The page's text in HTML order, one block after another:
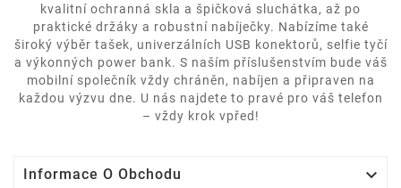
kvalitní ochranná skla a špičková sluchátka, až po
praktické držáky a robustní nabíječky. Nabízíme také
široký výběr tašek, univerzálních USB konektorů, selfie tyčí
a výkonných power bank. S naším příslušenstvím bude váš
mobilní společník vždy chráněn, nabíjen a připraven na
každou výzvu dne. U nás najdete to pravé pro váš telefon
– vždy krok vpřed!
Informace O Obchodu 